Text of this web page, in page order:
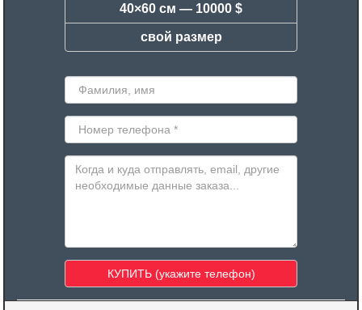
40×60 см — 10000 $
свой размер